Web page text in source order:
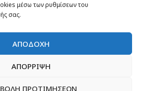
μέσω των ρυθμίσεων του
σας.
ΑΠΟΔΟΧΗ
ΑΠΟΡΡΙΨΗ
ΠΡΟΤΙΜΗΣΕΩΝ